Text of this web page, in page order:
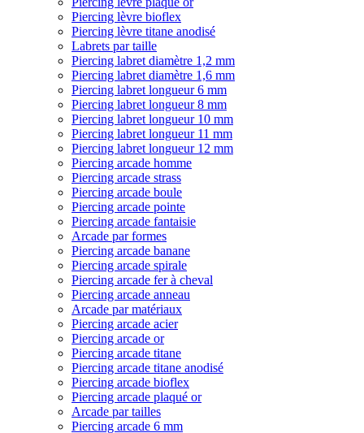
Piercing lèvre bioflex
Piercing lèvre titane anodisé
Labrets par taille
Piercing labret diamètre 1,2 mm
Piercing labret diamètre 1,6 mm
Piercing labret longueur 6 mm
Piercing labret longueur 8 mm
Piercing labret longueur 10 mm
Piercing labret longueur 11 mm
Piercing labret longueur 12 mm
Piercing arcade homme
Piercing arcade strass
Piercing arcade boule
Piercing arcade pointe
Piercing arcade fantaisie
Arcade par formes
Piercing arcade banane
Piercing arcade spirale
Piercing arcade fer à cheval
Piercing arcade anneau
Arcade par matériaux
Piercing arcade acier
Piercing arcade or
Piercing arcade titane
Piercing arcade titane anodisé
Piercing arcade bioflex
Piercing arcade plaqué or
Arcade par tailles
Piercing arcade 6 mm